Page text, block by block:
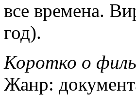
все времена.
год).
Коротко о
Жанр: